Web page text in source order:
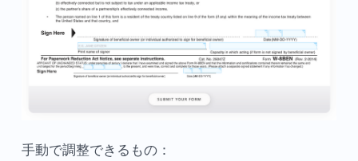
手動で調整できるもの：